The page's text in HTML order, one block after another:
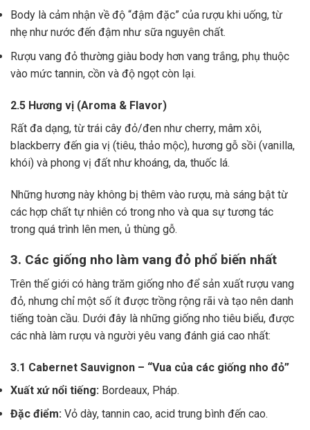
Body là cảm nhận về độ “đậm đặc” của rượu khi uống, từ
nhẹ như nước đến đậm như sữa nguyên chất.
Rượu vang đỏ thường giàu body hơn vang trắng, phụ thuộc
vào mức tannin, cồn và độ ngọt còn lại.
2.5 Hương vị (Aroma & Flavor)
Rất đa dạng, từ trái cây đỏ/đen như cherry, mâm xôi,
blackberry đến gia vị (tiêu, thảo mộc), hương gỗ sồi (vanilla,
khói) và phong vị đất như khoáng, da, thuốc lá.
Những hương này không bị thêm vào rượu, mà sáng bật từ
các hợp chất tự nhiên có trong nho và qua sự tương tác
trong quá trình lên men, ủ thùng gỗ.
3. Các giống nho làm vang đỏ phổ biến nhất
Trên thế giới có hàng trăm giống nho để sản xuất rượu vang
đỏ, nhưng chỉ một số ít được trồng rộng rãi và tạo nên danh
tiếng toàn cầu. Dưới đây là những giống nho tiêu biểu, được
các nhà làm rượu và người yêu vang đánh giá cao nhất:
3.1 Cabernet Sauvignon – “Vua của các giống nho đỏ”
Xuất xứ nổi tiếng: Bordeaux, Pháp.
Đặc điểm: Vỏ dày, tannin cao, acid trung bình đến cao.